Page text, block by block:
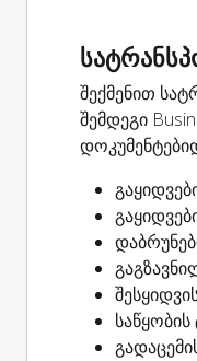
შექმენით
შემდეგი